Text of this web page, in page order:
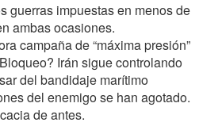
guerras impuestas en menos de
ambas ocasiones.
campaña de “máxima presión”
Irán sigue controlando
del bandidaje marítimo
del enemigo se han agotado.
de antes.